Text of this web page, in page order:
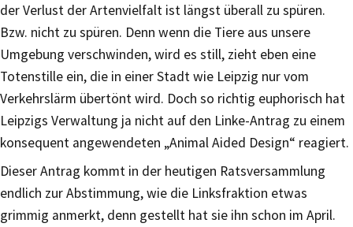
der Verlust der Artenvielfalt ist längst überall zu spüren.
Bzw. nicht zu spüren. Denn wenn die Tiere aus unsere
Umgebung verschwinden, wird es still, zieht eben eine
Totenstille ein, die in einer Stadt wie Leipzig nur vom
Verkehrslärm übertönt wird. Doch so richtig euphorisch hat
Leipzigs Verwaltung ja nicht auf den Linke-Antrag zu einem
konsequent angewendeten „Animal Aided Design“ reagiert.
Dieser Antrag kommt in der heutigen Ratsversammlung
endlich zur Abstimmung, wie die Linksfraktion etwas
grimmig anmerkt, denn gestellt hat sie ihn schon im April.